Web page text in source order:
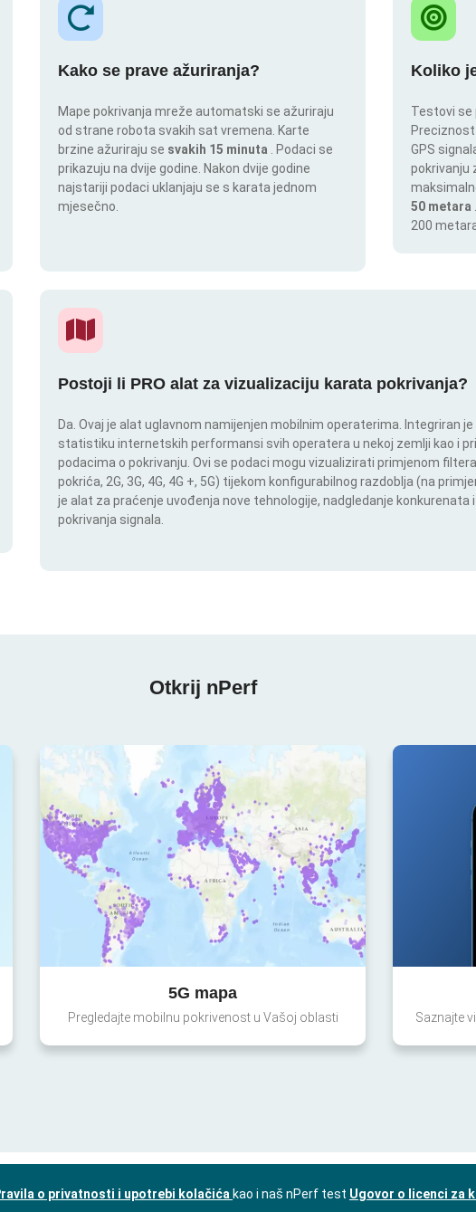
Kako se prave ažuriranja?
Mape pokrivanja mreže automatski se ažuriraju
od strane robota svakih sat vremena. Karte
brzine ažuriraju se svakih 15 minuta
. Podaci se
prikazuju na dvije godine. Nakon dvije godine
najstariji podaci uklanjaju se s karata jednom
mjesečno.
Koliko
Testovi se
GPS
pokrivanju
50 metara
200
Postoji li PRO alat za vizualizaciju karata pokrivanja?
Da. Ovaj je alat uglavnom namijenjen mobilnim operaterima. Integriran
statistiku internetskih performansi svih operatera u nekoj zemlji kao i
podacima o pokrivanju. Ovi se podaci mogu vizualizirati primjenom
pokrića, 2G, 3G, 4G, 4G +, 5G) tijekom konfigurabilnog razdoblja (na
je alat za praćenje uvođenja nove tehnologije, nadgledanje konkurenata
pokrivanja signala.
Otkrij nPerf
5G mapa
Pregledajte mobilnu pokrivenost u Vašoj oblasti Saznajte
o privatnosti i upotrebi kolačića kao i naš nPerf test Ugovor o licenci za